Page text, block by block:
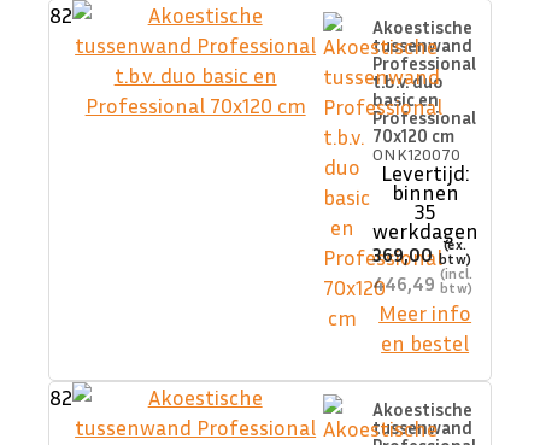
82
Akoestische
tussenwand
Professional
t.b.v. duo
basic en
Professional
70x120 cm
ONK120070
Levertijd:
binnen
35
werkdagen
369,00
446,49
Meer info
en bestel
82
Akoestische
tussenwand